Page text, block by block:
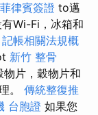
菲律賓簽證 to邁
Wi-Fi，冰箱和
記帳相關法規概
新竹 整骨
片，穀物片和
。 傳統整復推
台胞證 如果您